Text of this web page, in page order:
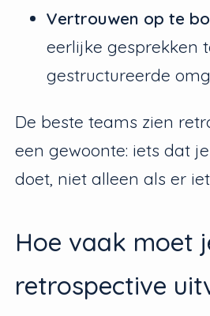
Vertrouwen op te
eerlijke gesprekken
gestructureerde
De beste teams zien
een gewoonte: iets dat
doet, niet alleen als er
Hoe vaak moet
retrospective